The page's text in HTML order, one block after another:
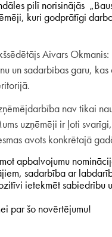
pilī norisinājās
kuri godprātīgi
Aivars
un sadarbības garu,
nav tikai
uzņēmēji ir ļoti
avots konkrētajā
apbalvojumu
sadarbība ar
ietekmēt sabiedrību
par šo novērtējumu!